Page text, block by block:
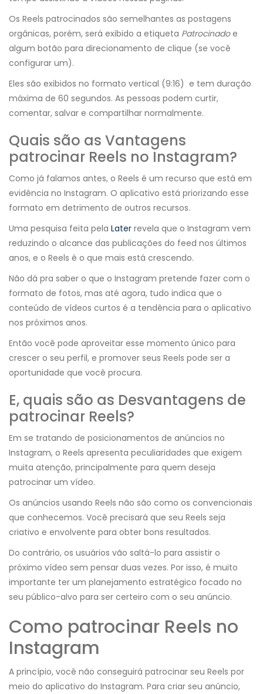
Os Reels patrocinados são semelhantes as postagens
orgânicas, porém, será exibido a etiqueta Patrocinadoe
algum botão para direcionamento de clique (se você
configurar um).
Eles são exibidos no formato vertical (9:16) e tem duração
máxima de 60 segundos. As pessoas podem curtir,
comentar, salvar e compartilhar normalmente.
Quais são as Vantagens
patrocinar Reels no Instagram?
Como já falamos antes, o Reels é um recurso que está em
evidência no Instagram. O aplicativo está priorizando esse
formato em detrimento de outros recursos.
Uma pesquisa feita pela Later revela que o Instagram vem
reduzindo o alcance das publicações do feed nos últimos
anos, e o Reels é o que mais está crescendo.
Não dá pra saber o que o Instagram pretende fazer com o
formato de fotos, mas até agora, tudo indica que o
conteúdo de vídeos curtos é a tendência para o aplicativo
nos próximos anos.
Então você pode aproveitar esse momento único para
crescer o seu perfil, e promover seus Reels pode ser a
oportunidade que você procura.
E, quais são as Desvantagens de
patrocinar Reels?
Em se tratando de posicionamentos de anúncios no
Instagram, o Reels apresenta peculiaridades que exigem
muita atenção, principalmente para quem deseja
patrocinar um vídeo.
Os anúncios usando Reels não são como os convencionais
que conhecemos. Você precisará que seu Reels seja
criativo e envolvente para obter bons resultados.
Do contrário, os usuários vão saltá-lo para assistir o
próximo vídeo sem pensar duas vezes. Por isso, é muito
importante ter um planejamento estratégico focado no
seu público-alvo para ser certeiro com o seu anúncio.
Como patrocinar Reels no
Instagram
A princípio, você não conseguirá patrocinar seu Reels por
meio do aplicativo do Instagram. Para criar seu anúncio,